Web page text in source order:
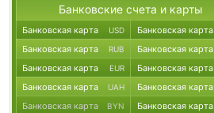
Банковские счета и карты
Банковская карта USD Банковская карта
Банковская карта RUB Банковская карта
Банковская карта EUR Банковская карта
Банковская карта UAH Банковская карта
Банковская карта BYN Банковская карта